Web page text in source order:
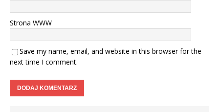
Strona WWW
Save my name, email, and website in this browser for the
next time I comment.